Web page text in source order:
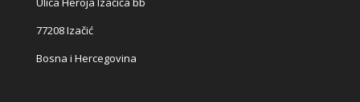
77208 Izačić
Bosna i Hercegovina